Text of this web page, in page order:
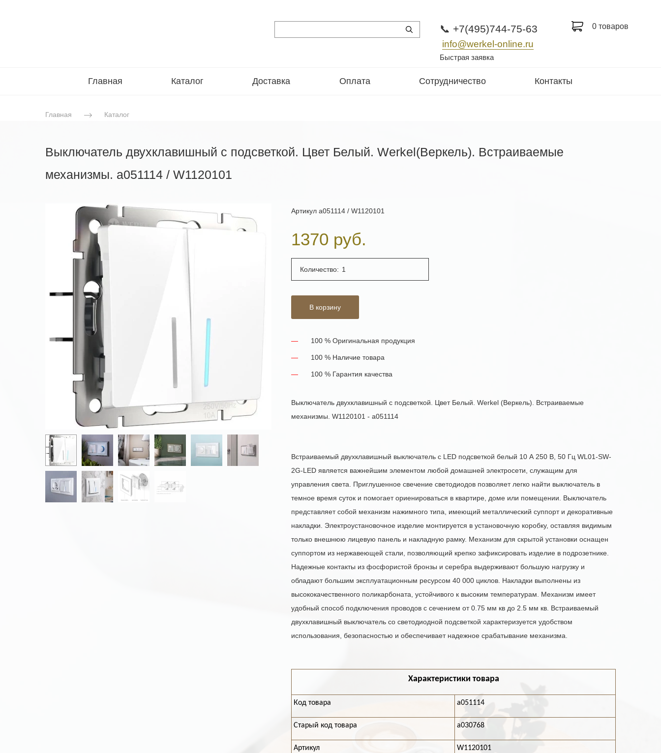
📞 +7(495)744-75-63
info@werkel-online.ru
Быстрая заявка
0 товаров
Главная Каталог Доставка Оплата Сотрудничество Контакты
Главная Каталог
Выключатель двухклавишный с подсветкой. Цвет Белый. Werkel(Веркель). Встраиваемые
механизмы. a051114 / W1120101
Артикул a051114 / W1120101
1370 руб.
Количество:
В корзину
100 % Оригинальная продукция
100 % Наличие товара
100 % Гарантия качества
Выключатель двухклавишный с подсветкой. Цвет Белый. Werkel (Веркель). Встраиваемые
механизмы. W1120101 - a051114
Встраиваемый двухклавишный выключатель с LED подсветкой белый 10 А 250 В, 50 Гц WL01-SW-
2G-LED является важнейшим элементом любой домашней электросети, служащим для
управления света. Приглушенное свечение светодиодов позволяет легко найти выключатель в
темное время суток и помогает ориенироваться в квартире, доме или помещении. Выключатель
представляет собой механизм нажимного типа, имеющий металлический суппорт и декоративные
накладки. Электроустановочное изделие монтируется в установочную коробку, оставляя видимым
только внешнюю лицевую панель и накладную рамку. Механизм для скрытой установки оснащен
суппортом из нержавеющей стали, позволяющий крепко зафиксировать изделие в подрозетнике.
Надежные контакты из фосфористой бронзы и серебра выдерживают большую нагрузку и
обладают большим эксплуатационным ресурсом 40 000 циклов. Накладки выполнены из
высококачественного поликарбоната, устойчивого к высоким температурам. Механизм имеет
удобный способ подключения проводов с сечением от 0.75 мм кв до 2.5 мм кв. Встраиваемый
двухклавишный выключатель со светодиодной подсветкой характеризуется удобством
использования, безопасностью и обеспечивает надежное срабатывание механизма.
Характеристики товара
Код товара a051114
Старый код товара a030768
Артикул W1120101